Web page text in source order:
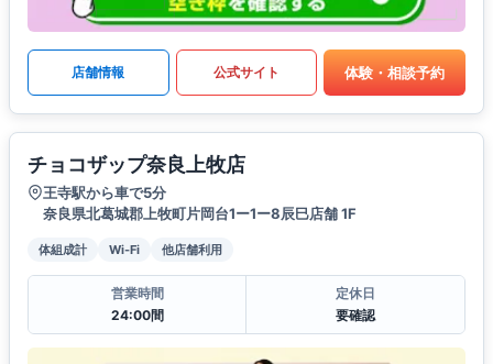
店舗情報 公式サイト 体験・相談予約
チョコザップ奈良上牧店
王寺駅から車で5分
奈良県北葛城郡上牧町片岡台1ー1ー8辰巳店舗 1F
体組成計 Wi-Fi 他店舗利用
営業時間
24:00間
定休日
要確認